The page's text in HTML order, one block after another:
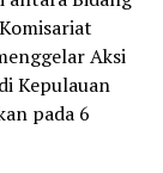
Aksi
Kepulauan
pada 6